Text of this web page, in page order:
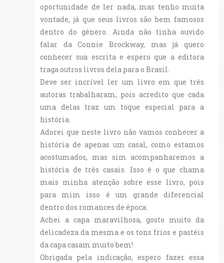
oportunidade de ler nada, mas tenho muita
vontade, já que seus livros são bem famosos
dentro do gênero. Ainda não tinha ouvido
falar da Connie Brockway, mas já quero
conhecer sua escrita e espero que a editora
traga outros livros dela para o Brasil.
Deve ser incrível ler um livro em que três
autoras trabalharam, pois acredito que cada
uma delas traz um toque especial para a
história.
Adorei que neste livro não vamos conhecer a
história de apenas um casal, como estamos
acostumados, mas sim acompanharemos a
história de três casais. Isso é o que chama
mais minha atenção sobre esse livro, pois
para mim isso é um grande diferencial
dentro dos romances de época.
Achei a capa maravilhosa, gosto muito da
delicadeza da mesma e os tons frios e pastéis
da capa casam muito bem!
Obrigada pela indicação, espero fazer essa